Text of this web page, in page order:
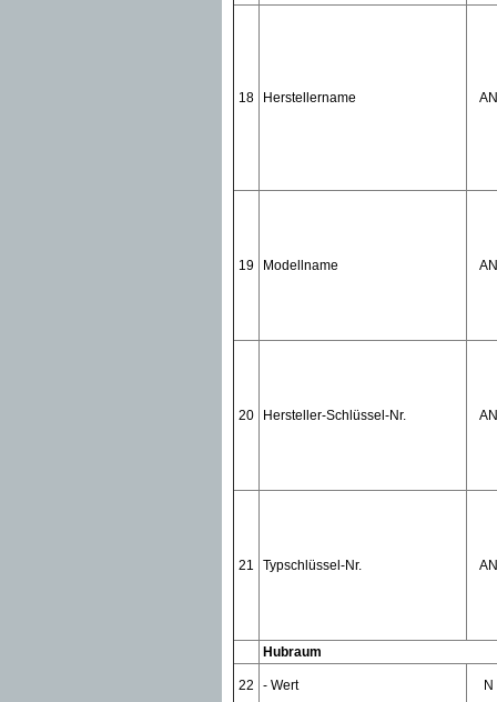
18 Herstellername AN
19 Modellname AN
20 Hersteller-Schlüssel-Nr. AN
21 Typschlüssel-Nr. AN
Hubraum
22 - Wert N